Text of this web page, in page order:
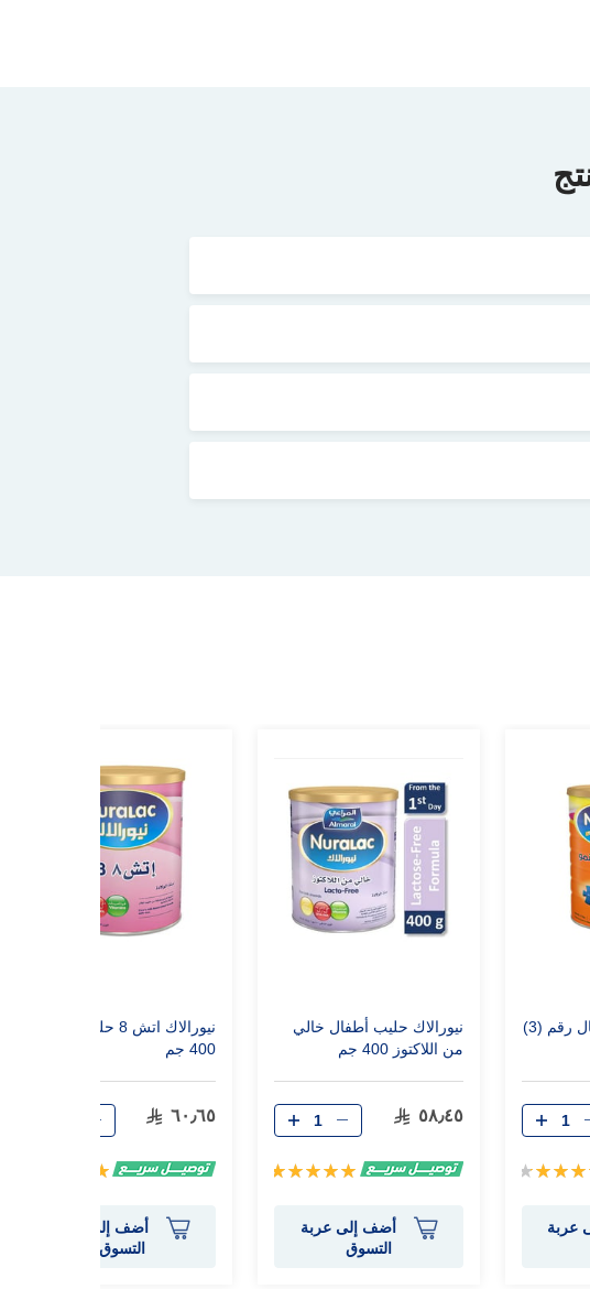
نيورالاك حليب أطفال رقم (3)
عربة
نيورالاك حليب أطفال خالي
من اللاكتوز 400 جم
٥٨٫٤٥
تقييم:
أضف إلى عربة
التسوق
نيورالاك اتش 8 حليب أطفال
400 جم
٦٠٫٦٥
تقييم:
أضف إلى عربة
التسوق